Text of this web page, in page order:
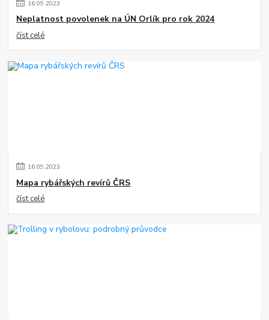
16.09.2023
Neplatnost povolenek na ÚN Orlík pro rok 2024
číst celé
16.09.2023
Mapa rybářských revírů ČRS
číst celé